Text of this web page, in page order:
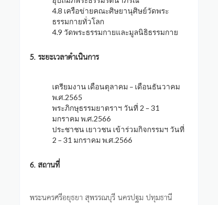
4.8 เครือข่ายคณะศิษยานุศิษย์วัดพระ
ธรรมกายทั่วโลก
4.9 วัดพระธรรมกายและมูลนิธิธรรมกาย
5. ระยะเวลาดำเนินการ
เตรียมงาน เดือนตุลาคม – เดือนธันวาคม
พ.ศ.2565
พระภิกษุธรรมยาตราฯ วันที่ 2 – 31
มกราคม พ.ศ.2566
ประชาชน เยาวชน เข้าร่วมกิจกรรมฯ วันที่
2 – 31 มกราคม พ.ศ.2566
6. สถานที่
พระนครศรีอยุธยา สุพรรณบุรี นครปฐม ปทุมธานี